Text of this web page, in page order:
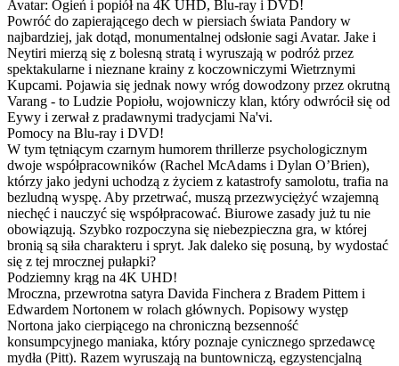
Avatar: Ogień i popiół na 4K UHD, Blu-ray i DVD!
Powróć do zapierającego dech w piersiach świata Pandory w
najbardziej, jak dotąd, monumentalnej odsłonie sagi Avatar. Jake i
Neytiri mierzą się z bolesną stratą i wyruszają w podróż przez
spektakularne i nieznane krainy z koczowniczymi Wietrznymi
Kupcami. Pojawia się jednak nowy wróg dowodzony przez okrutną
Varang - to Ludzie Popiołu, wojowniczy klan, który odwrócił się od
Eywy i zerwał z pradawnymi tradycjami Na'vi.
Pomocy na Blu-ray i DVD!
W tym tętniącym czarnym humorem thrillerze psychologicznym
dwoje współpracowników (Rachel McAdams i Dylan O’Brien),
którzy jako jedyni uchodzą z życiem z katastrofy samolotu, trafia na
bezludną wyspę. Aby przetrwać, muszą przezwyciężyć wzajemną
niechęć i nauczyć się współpracować. Biurowe zasady już tu nie
obowiązują. Szybko rozpoczyna się niebezpieczna gra, w której
bronią są siła charakteru i spryt. Jak daleko się posuną, by wydostać
się z tej mrocznej pułapki?
Podziemny krąg na 4K UHD!
Mroczna, przewrotna satyra Davida Finchera z Bradem Pittem i
Edwardem Nortonem w rolach głównych. Popisowy występ
Nortona jako cierpiącego na chroniczną bezsenność
konsumpcyjnego maniaka, który poznaje cynicznego sprzedawcę
mydła (Pitt). Razem wyruszają na buntowniczą, egzystencjalną